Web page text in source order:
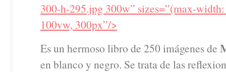
300-h-295.jpg 300w” sizes=”(max-
100vw, 300px”/>
Es un hermoso libro de 250 imágenes de
en blanco y negro. Se trata de las